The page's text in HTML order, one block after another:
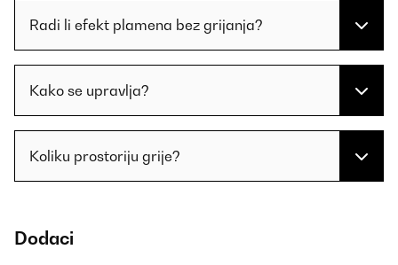
Radi li efekt plamena bez grijanja?
Kako se upravlja?
Koliku prostoriju grije?
Dodaci